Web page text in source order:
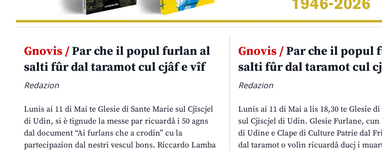
Gnovis /Par che il popul furlan al
salti fûr dal taramot cul cjâf e vîf
Redazion
Lunis ai 11 di Mai te Glesie di Sante Marie sul Cjiscjel
di Udin, si è tignude la messe par ricuardâ i 50 agns
dal document “Ai furlans che a crodin” cu la
partecipazion dal nestri vescul bons. Riccardo Lamba
Gnovis /Par che il popul
salti fûr dal taramot cul
Redazion
Lunis ai 11 di Mai a lis 18,30 te Glesie
sul Cjiscjel di Udin. Glesie Furlane,
di Udine e Clape di Culture Patrie dal
dal taramot o volìn ricuardâ ducj i